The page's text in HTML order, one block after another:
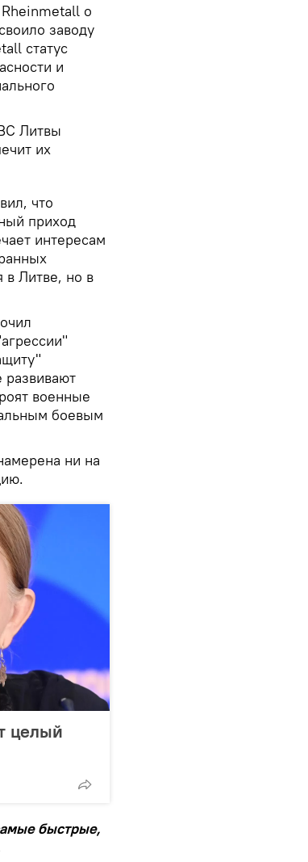
о
заводу
статус
и
Литвы
их
что
приход
интересам
в Литве, но в
развивают
военные
боевым
ни на
целый
быстрые,